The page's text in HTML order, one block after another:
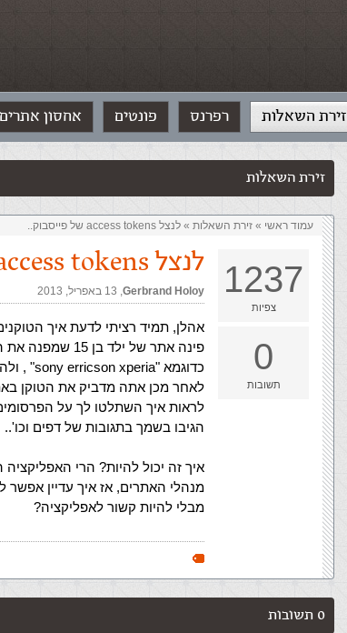
זירת השאלות רפרנס פונטים אחסון אתרים
זירת השאלות
עמוד ראשי » ‏זירת השאלות‏ » לנצל access tokens של פייסבוק..
1237
צפיות
0
תשובות
לנצל access tokens של פייסבוק..
Gerbrand Holoy
,‏ 13 באפריל, 2013
אהלן, תמיד רציתי לדעת איך
פינה אתר של
לאחר מכן אתה מדביק את הטוקן
לראות איך השתלטו לך על
הגיבו בשמך בתגובות של דפים וכו'..
איך זה יכול להיות? הרי
מבלי להיות קשור לאפליקציה?
0 תשובות